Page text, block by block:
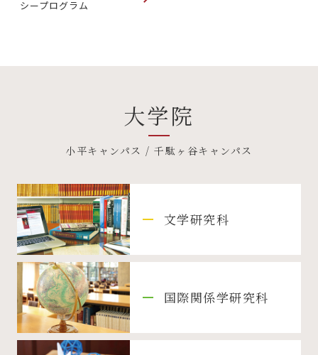
シープログラム
大学院
小平キャンパス / 千駄ヶ谷キャンパス
文学研究科
国際関係学研究科